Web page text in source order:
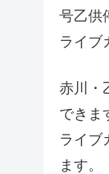
号乙供
ライブ
赤川・
できま
ライブ
ます。